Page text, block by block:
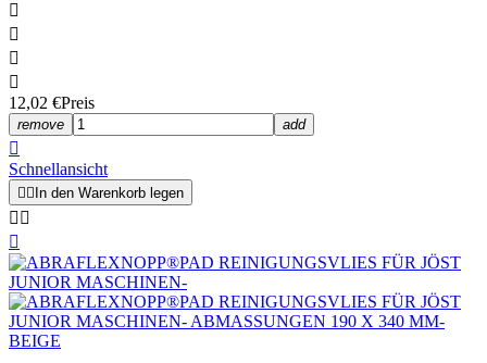




12,02 €Preis
remove add

Schnellansicht
  In den Warenkorb legen
 
